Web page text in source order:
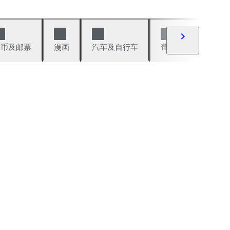
及邮票 漫画 汽车及自行车 葡萄酒及烈性酒